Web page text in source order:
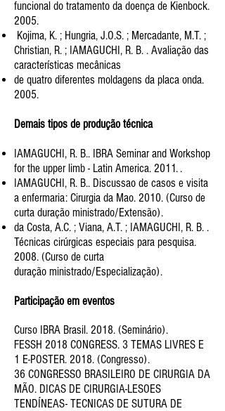
funcional do tratamento da doença de Kienbock.
2005.
Kojima, K. ; Hungria, J.O.S. ; Mercadante, M.T. ;
Christian, R. ; IAMAGUCHI, R. B. . Avaliação das
características mecânicas
de quatro diferentes moldagens da placa onda.
2005.
Demais tipos de produção técnica
IAMAGUCHI, R. B.. IBRA Seminar and Workshop
for the upper limb - Latin America. 2011. .
IAMAGUCHI, R. B.. Discussao de casos e visita
a enfermaria: Cirurgia da Mao. 2010. (Curso de
curta duração ministrado/Extensão).
da Costa, A.C. ; Viana, A.T. ; IAMAGUCHI, R. B. .
Técnicas cirúrgicas especiais para pesquisa.
2008. (Curso de curta
duração ministrado/Especialização).
Participação em eventos
Curso IBRA Brasil. 2018. (Seminário).
FESSH 2018 CONGRESS. 3 TEMAS LIVRES E
1 E-POSTER. 2018. (Congresso).
36 CONGRESSO BRASILEIRO DE CIRURGIA DA
MÃO. DICAS DE CIRURGIA-LESOES
TENDÍNEAS- TECNICAS DE SUTURA DE